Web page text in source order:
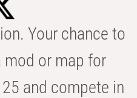
Your chance to
or map for
and compete in